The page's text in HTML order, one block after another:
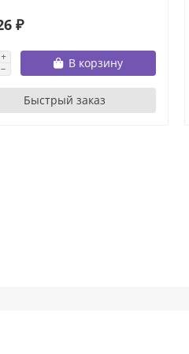
₽
В корзину
Быстрый заказ